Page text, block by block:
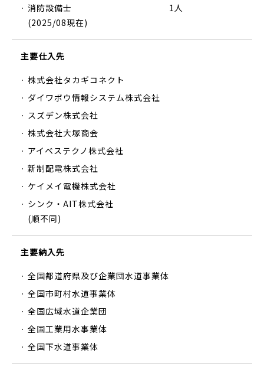
· 消防設備士 1人
(2025/08現在)
主要仕入先
· 株式会社タカギコネクト
· ダイワボウ情報システム株式会社
· スズデン株式会社
· 株式会社大塚商会
· アイベステクノ株式会社
· 新制配電株式会社
· ケイメイ電機株式会社
· シンク・AIT株式会社
(順不同)
主要納入先
· 全国都道府県及び企業団水道事業体
· 全国市町村水道事業体
· 全国広域水道企業団
· 全国工業用水事業体
· 全国下水道事業体